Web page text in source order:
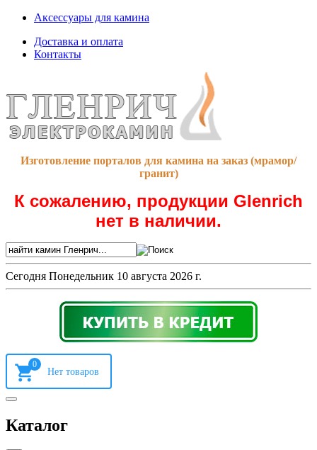
Аксессуары для камина
Доставка и оплата
Контакты
Изготовление порталов для камина на заказ (мрамор/
гранит)
К сожалению, продукции Glenrich
нет в наличии.
Сегодня Понедельник 10 августа 2026 г.
0
Каталог